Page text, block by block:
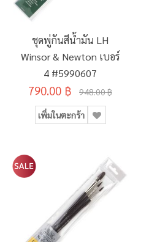
ชุดพู่กันสีน้ำมัน LH
Winsor & Newton เบอร์
4 #5990607
790.00 ฿ 948.00 ฿
เพิ่มในตะกร้า